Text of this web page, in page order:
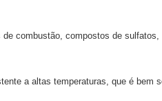
combustão, compostos de
a altas temperaturas, que é bem